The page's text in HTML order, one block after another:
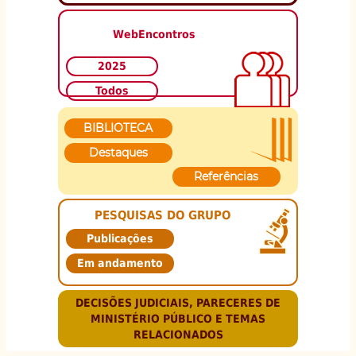
WebEncontros
2025
Todos
BIBLIOTECA
Destaques
Referências
PESQUISAS DO GRUPO
Publicações
Em andamento
DECISÕES JUDICIAIS, PARECERES DE
MINISTÉRIO PÚBLICO E TEMAS
RELACIONADOS